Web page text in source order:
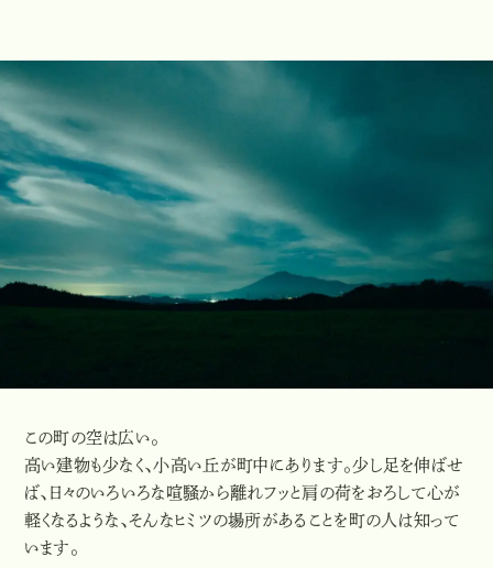
この町の空は広い。
高い建物も少なく、小高い丘が町中にあります。少し足を伸ばせ
ば、日々のいろいろな喧騒から離れフッと肩の荷をおろして心が
軽くなるような、そんなヒミツの場所があることを町の人は知って
います。